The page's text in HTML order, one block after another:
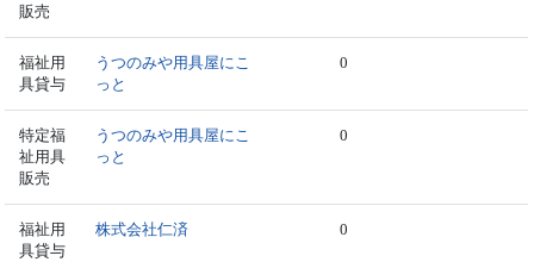
販売
福祉用
具貸与
うつのみや用具屋にこ
っと
0
特定福
祉用具
販売
うつのみや用具屋にこ
っと
0
福祉用
具貸与
株式会社仁済 0